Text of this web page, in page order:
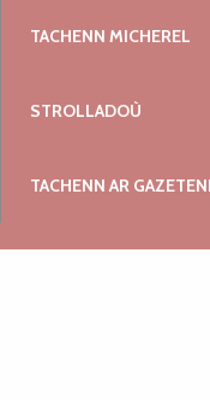
TACHENN MICHEREL
STROLLADOÙ
TACHENN AR